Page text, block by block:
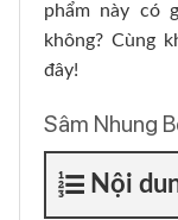
phẩm này có
không? Cùng
đây!
Sâm Nhung
Nội